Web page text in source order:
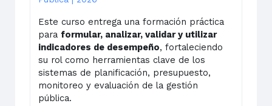
Este curso entrega una formación práctica
paraformular, analizar, validar y utilizar
indicadores de desempeño, fortaleciendo
su rol como herramientas clave de los
sistemas de planificación, presupuesto,
monitoreo y evaluación de la gestión
pública.